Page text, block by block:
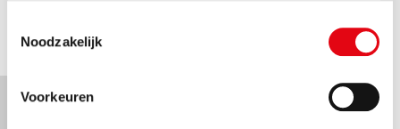
Noodzakelijk
Voorkeuren